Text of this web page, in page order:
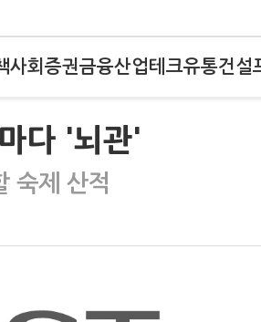
사회 증권금융산업테크유통건설
다 '뇌관'
숙제 산적